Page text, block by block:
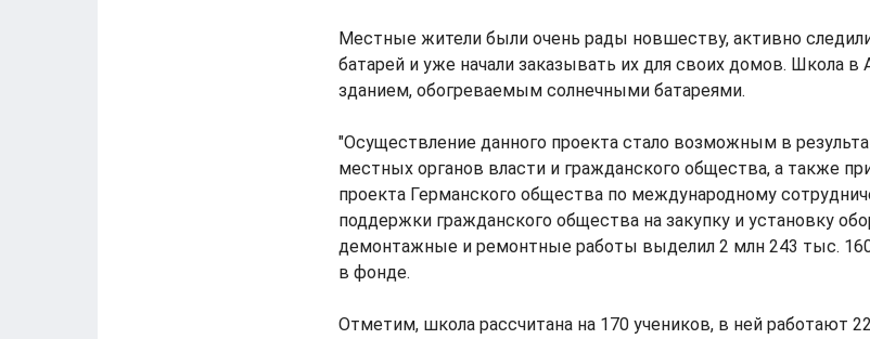
Местные жители были очень рады новшеству, активно
батарей и уже начали заказывать их для своих домов. Школа
зданием, обогреваемым солнечными батареями.
"Осуществление данного проекта стало возможным в
местных органов власти и гражданского общества, а также
проекта Германского общества по международному
поддержки гражданского общества на закупку и установку
демонтажные и ремонтные работы выделил 2 млн 243 тыс.
в фонде.
Отметим, школа рассчитана на 170 учеников, в ней работают